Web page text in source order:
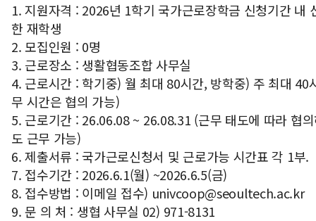
1. 지원자격 : 2026년 1학기 국가근로장학금 신청기간 내
한 재학생
2. 모집인원 : 0명
3. 근로장소 : 생활협동조합 사무실
4. 근로시간 : 학기중) 월 최대 80시간, 방학중) 주 최대 40
무 시간은 협의 가능)
5. 근로기간 : 26.06.08 ~ 26.08.31 (근무 태도에 따라 협
도 근무 가능)
6. 제출서류 : 국가근로신청서 및 근로가능 시간표 각 1부.
7. 접수기간 : 2026.6.1(월) ~2026.6.5(금)
8. 접수방법 : 이메일 접수) univcoop@seoultech.ac.kr
9. 문 의 처 : 생협 사무실 02) 971-8131